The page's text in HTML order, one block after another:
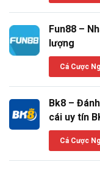
Fun88 –
lượng
Cá Cược
Bk8 –
cái uy tín
Cá Cược